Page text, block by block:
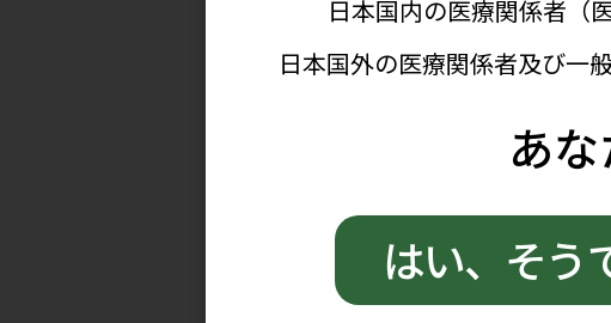
尿酸には酸化／抗酸化作用の二面性が
や糖尿病の有無などで群分けすれば何か
試練を楽しみに変えて前進の
プライベートでは子どものころから変
歴書」というロングインタビューのコー
白いですよ。登場者は成功者とは限ら